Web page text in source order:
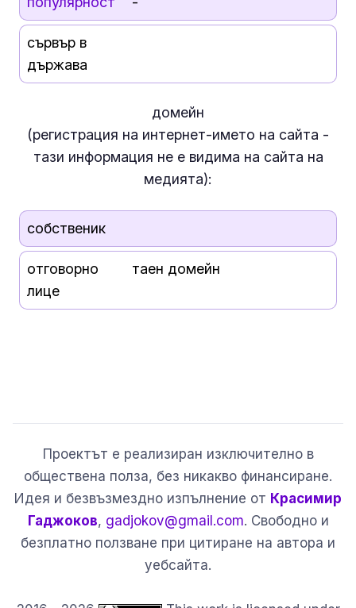
сървър в
държава
домейн
(регистрация на интернет-името на сайта -
тази информация не евидима на сайта на
медията):
собственик
отговорно
лице
таен домейн
Проектът е реализиран изключително в
обществена полза, без никакво финансиране.
Идея и безвъзмездно изпълнение от Красимир
Гаджоков, gadjokov@gmail.com. Свободно и
безплатно ползване при цитиране на автора и
уебсайта.